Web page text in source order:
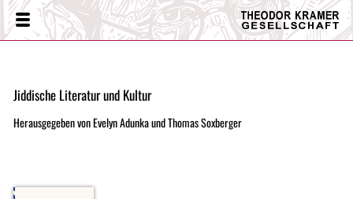
Theodor
Kramer
Menü
Jiddische Literatur und Kultur
Herausgegeben von Evelyn Adunka und Thomas Soxberger